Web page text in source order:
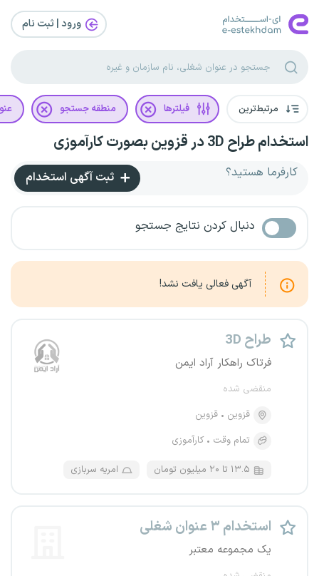
ورود | ثبت‌ نام
مرتبط‌ترین فیلترها منطقه جستجو
استخدام طراح 3D در قزوین بصورت کارآموزی
کارفرما هستید؟ ثبت آگهی استخدام
دنبال کردن نتایج جستجو
آگهی فعالی یافت نشد!
طراح 3D
فرتاک راهکار آراد ایمن
منقضی شده
قزوین
قزوین
تمام وقت
کارآموزی
۱۳.۵ تا ۲۰ میلیون تومان امریه سربازی
استخدام ۳ عنوان شغلی
یک مجموعه معتبر